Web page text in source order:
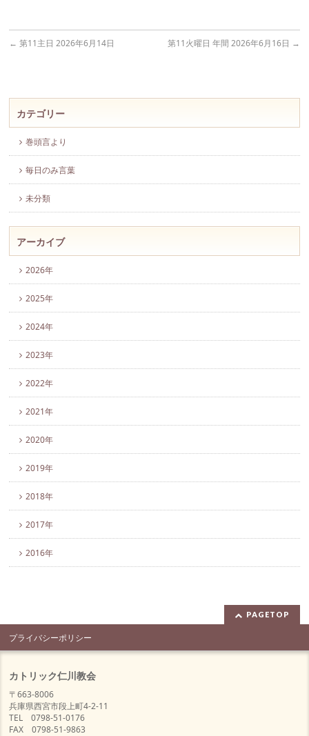
← 第11主日 2026年6月14日 第11火曜日 年間 2026年6月16日 →
カテゴリー
巻頭言より
毎日のみ言葉
未分類
アーカイブ
2026年
2025年
2024年
2023年
2022年
2021年
2020年
2019年
2018年
2017年
2016年
PAGETOP
プライバシーポリシー
カトリック仁川教会
〒663-8006
兵庫県西宮市段上町4-2-11
TEL 0798-51-0176
FAX 0798-51-9863